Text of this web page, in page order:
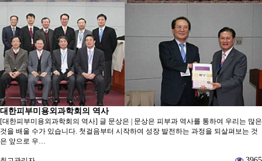
대한피부미용외과학회의 역사
[대한피부미용외과학회의 역사] 글 문상은 | 문상은 피부과 역사를 통하여 우리는 많은
것을 배울 수가 있습니다. 첫걸음부터 시작하여 성장 발전하는 과정을 되살펴보는 것
은 앞으로 우…